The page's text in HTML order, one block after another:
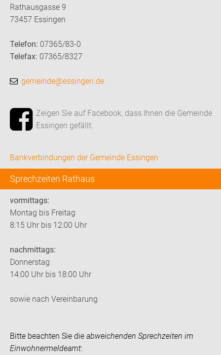
Rathausgasse 9
73457 Essingen
Telefon: 07365/83-0
Telefax: 07365/8327
gemeinde@essingen.de
Zeigen Sie auf Facebook, dass Ihnen die Gemeinde
Essingen gefällt.
Bankverbindungen der Gemeinde Essingen
Sprechzeiten Rathaus
vormittags:
Montag bis Freitag
8:15 Uhr bis 12:00 Uhr
nachmittags:
Donnerstag
14:00 Uhr bis 18:00 Uhr
sowie nach Vereinbarung
Bitte beachten Sie die abweichenden Sprechzeiten im
Einwohnermeldeamt: